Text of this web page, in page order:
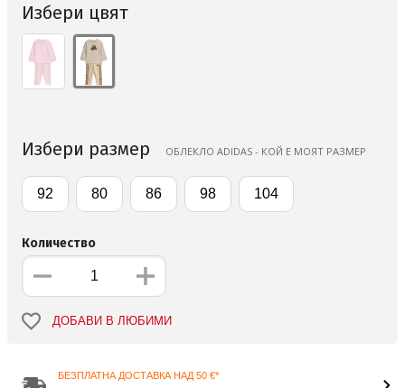
Избери цвят
Избери размер ОБЛЕКЛО ADIDAS - КОЙ Е МОЯТ РАЗМЕР
92 80 86 98 104
Количество
ДОБАВИ В ЛЮБИМИ
БЕЗПЛАТНА ДОСТАВКА НАД 50 €*